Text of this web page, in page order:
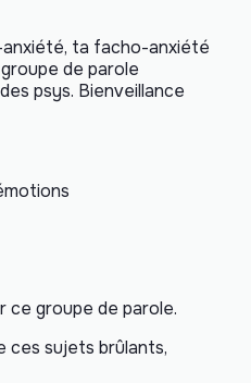
ta facho-anxiété
de parole
psys. Bienveillance
ce groupe de parole.
ces sujets brûlants,